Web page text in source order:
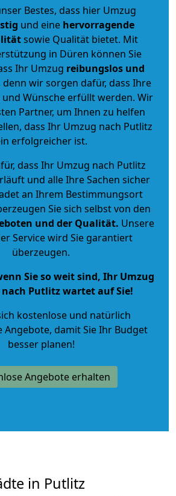
Bestes, dass hier Umzug
und eine hervorragende
sowie Qualität bietet. Mit
in Düren können Sie
Ihr Umzug reibungslos und
wir sorgen dafür, dass Ihre
Wünsche erfüllt werden. Wir
Partner, um Ihnen zu helfen
dass Ihr Umzug nach Putlitz
erfolgreicher ist.
dass Ihr Umzug nach Putlitz
und alle Ihre Sachen sicher
an Ihrem Bestimmungsort
Sie sich selbst von den
und der Qualität. Unsere
Service wird Sie garantiert
überzeugen.
Sie so weit sind, Ihr Umzug
Putlitz wartet auf Sie!
kostenlose und natürlich
Angebote, damit Sie Ihr Budget
besser planen!
Angebote erhalten
in Putlitz